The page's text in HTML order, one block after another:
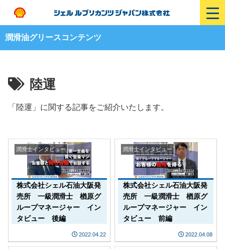
潤滑油グリースコンテンツ
陸運
「陸運」に関する記事をご紹介いたします。
潤滑士インタビュー
株式会社シェル石油大阪発
売所 一級潤滑士 楢原グ
ループマネージャー イン
タビュー 後編
2022.04.22
潤滑士インタビュー
株式会社シェル石油大阪発
売所 一級潤滑士 楢原グ
ループマネージャー イン
タビュー 前編
2022.04.08